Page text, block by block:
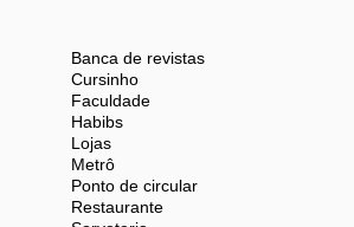
da Tijuca! Agende sua visita e
Banca de revistas
Cursinho
Faculdade
Habibs
Lojas
Metrô
Ponto de circular
Restaurante